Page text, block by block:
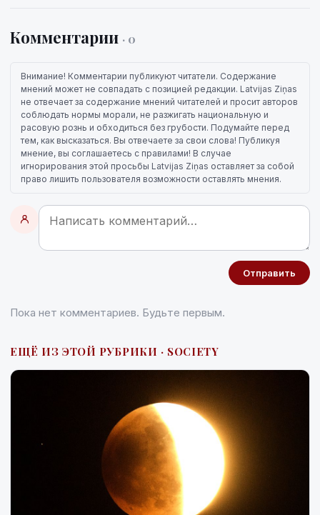
Комментарии · 0
Внимание! Комментарии публикуют читатели. Содержание
мнений может не совпадать с позицией редакции. Latvijas Ziņas
не отвечает за содержание мнений читателей и просит авторов
соблюдать нормы морали, не разжигать национальную и
расовую рознь и обходиться без грубости. Подумайте перед
тем, как высказаться. Вы отвечаете за свои слова! Публикуя
мнение, вы соглашаетесь с правилами! В случае
игнорирования этой просьбы Latvijas Ziņas оставляет за собой
право лишить пользователя возможности оставлять мнения.
Отправить
Пока нет комментариев. Будьте первым.
ЕЩЁ ИЗ ЭТОЙ РУБРИКИ · SOCIETY